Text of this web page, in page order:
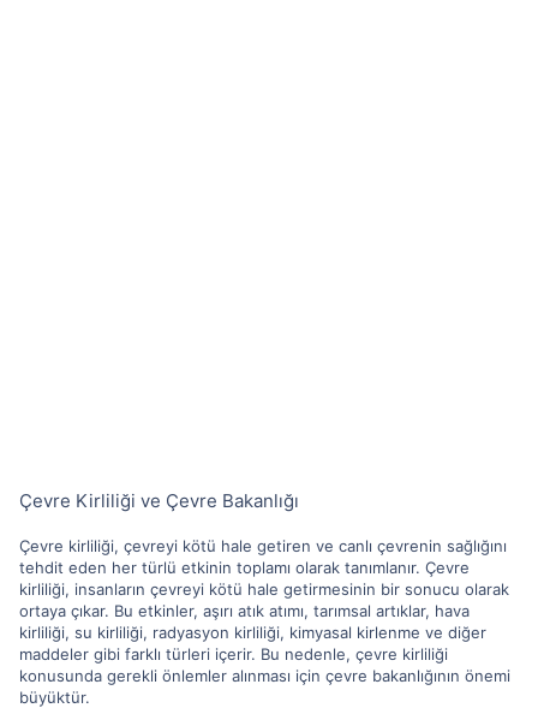
Çevre Kirliliği ve Çevre Bakanlığı
Çevre kirliliği, çevreyi kötü hale getiren ve canlı çevrenin sağlığını
tehdit eden her türlü etkinin toplamı olarak tanımlanır. Çevre
kirliliği, insanların çevreyi kötü hale getirmesinin bir sonucu olarak
ortaya çıkar. Bu etkinler, aşırı atık atımı, tarımsal artıklar, hava
kirliliği, su kirliliği, radyasyon kirliliği, kimyasal kirlenme ve diğer
maddeler gibi farklı türleri içerir. Bu nedenle, çevre kirliliği
konusunda gerekli önlemler alınması için çevre bakanlığının önemi
büyüktür.